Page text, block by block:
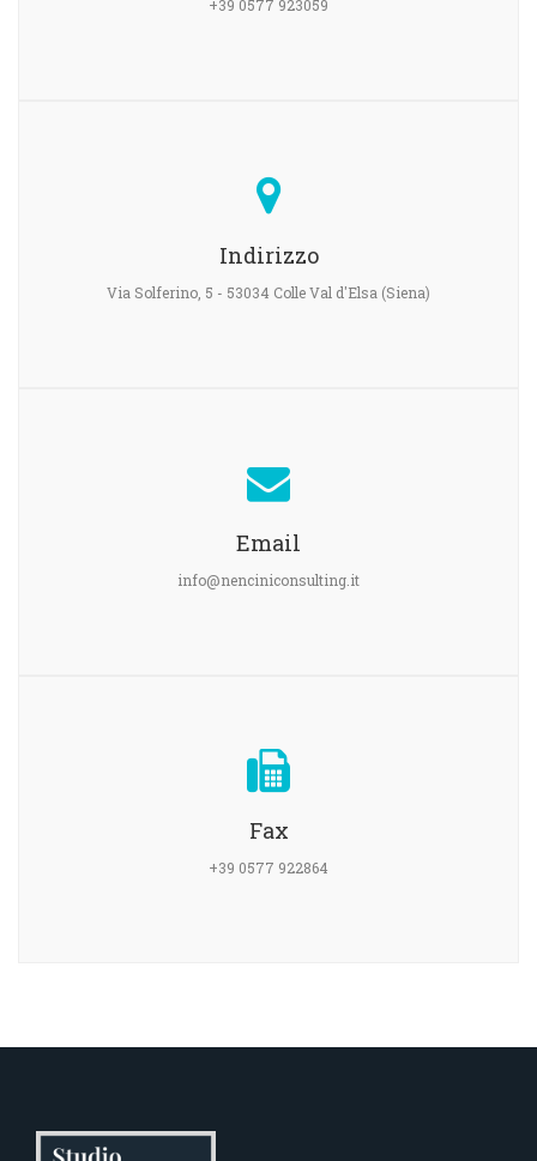
+39 0577 923059
Indirizzo
Via Solferino, 5 - 53034 Colle Val d'Elsa (Siena)
Email
info@nenciniconsulting.it
Fax
+39 0577 922864